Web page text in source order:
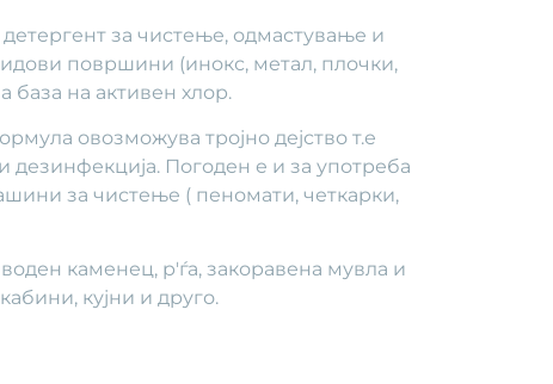
за чистење, одмастување и
површини (инокс, метал, плочки,
база на активен хлор.
овозможува тројно дејство т.е
дезинфекција. Погоден е и за употреба
за чистење ( пеномати, четкарки,
каменец, р'ѓа, закоравена мувла и
кујни и друго.